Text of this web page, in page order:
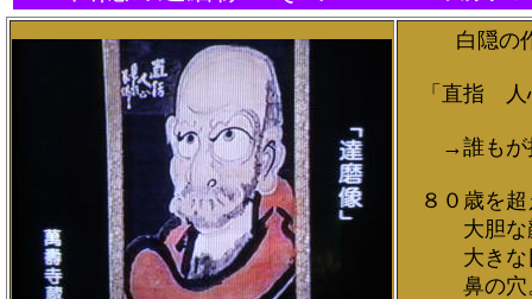
白隠の
「直指
→誰もが持
８０歳を超
大胆な
大きな
鼻の穴